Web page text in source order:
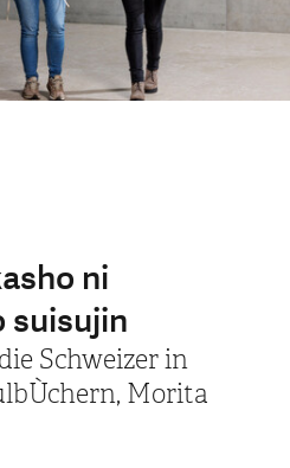
ni
suisujin
Schweizer in
Morita